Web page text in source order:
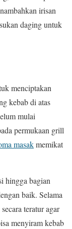
irisan
daging untuk
menciptakan
kebab di atas
mulai
permukaan grill
masakmemikat
hingga bagian
baik. Selama
teratur agar
menyiram kebab